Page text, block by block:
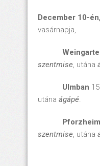
December 10-én,
vasárnapja,
szentmise, utána
Ulmban
utána ágápé.
szentmise, utána